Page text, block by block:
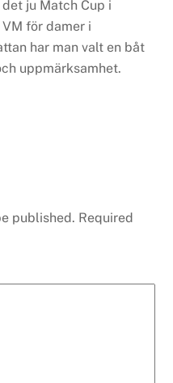
ju Match Cup i
för damer i
har man valt en båt
uppmärksamhet.
published. Required